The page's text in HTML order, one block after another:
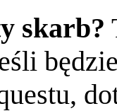
skarb?